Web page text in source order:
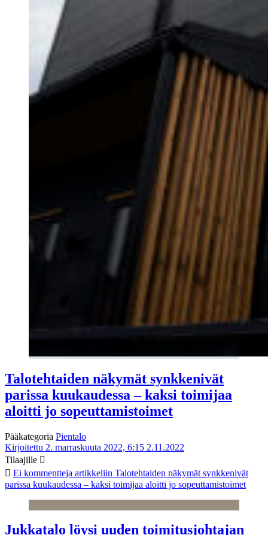
Talotehtaiden näkymät synkkenivät
parissa kuukaudessa – kaksi toimijaa
aloitti jo sopeuttamistoimet
Pääkategoria Pientalo
Kirjoitettu 2. marraskuuta 2022, 6:15 2.11.2022
Tilaajille
Ei kommentteja artikkeliin Talotehtaiden näkymät synkkenivät
parissa kuukaudessa – kaksi toimijaa aloitti jo sopeuttamistoimet
Jukkatalo löysi uuden toimitusjohtajan